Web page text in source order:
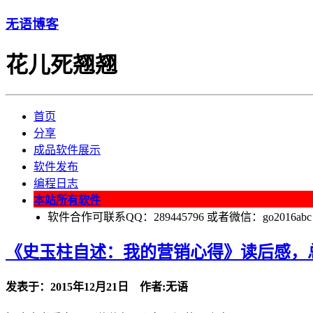
无语博客
花儿死翘翘
首页
分享
成品软件展示
软件发布
编程日志
本站所有软件
软件合作可联系QQ：289445796 或者微信：go2016abc
《史玉柱自述：我的营销心得》读后感，
发表于：2015年12月21日 作者:无语